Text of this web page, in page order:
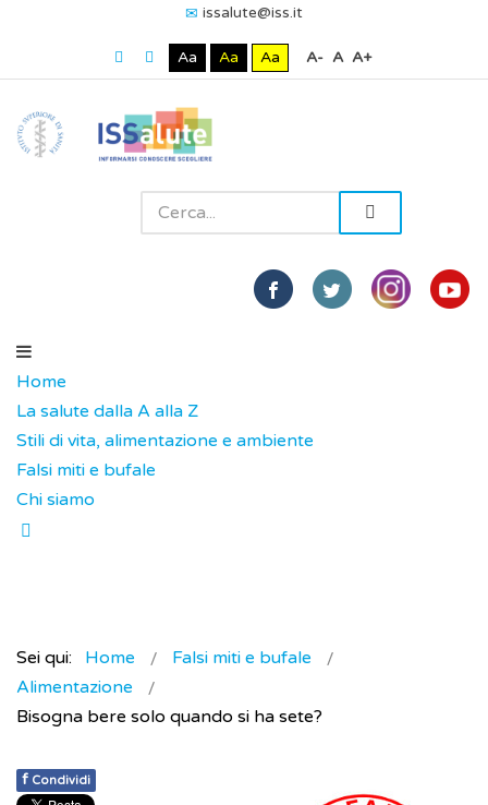
issalute@iss.it
Aa Aa Aa A- A A+
Home
La salute dalla A alla Z
Stili di vita, alimentazione e ambiente
Falsi miti e bufale
Chi siamo
Sei qui: Home
Falsi miti e bufale
Alimentazione
Bisogna bere solo quando si ha sete?
f Condividi